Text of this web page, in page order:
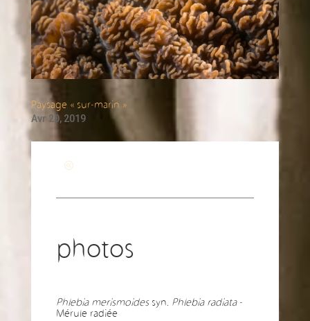
Paysage « sur-marin »
Avr 20, 2019
photos
Phlebia merismoidessyn. Phlebia radiata-
Mérule radiée